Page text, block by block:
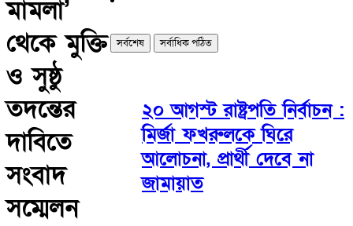
মামলা’
থেকে মুক্তি
ও সুষ্ঠু
তদন্তের
দাবিতে
সংবাদ
সম্মেলন
সর্বশেষ সর্বাধিক পঠিত
২০ আগস্ট রাষ্ট্রপতি নির্বাচন :
মির্জা ফখরুলকে ঘিরে
আলোচনা, প্রার্থী দেবে না
জামায়াত